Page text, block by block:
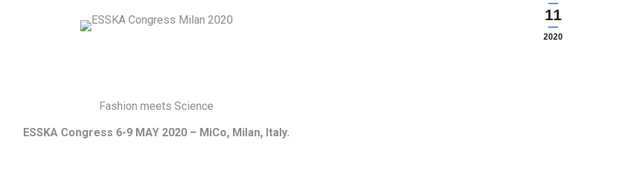
11
2020
Fashion meets Science
ESSKA Congress 6-9 MAY 2020 – MiCo, Milan, Italy.